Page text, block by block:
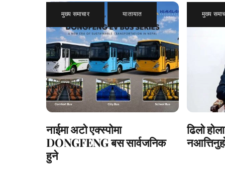
मुख्य समाचार , यातायात
नाईमा अटो एक्स्पोमा
DONGFENG बस सार्वजनिक
हुने
मुख्य
ढिलो